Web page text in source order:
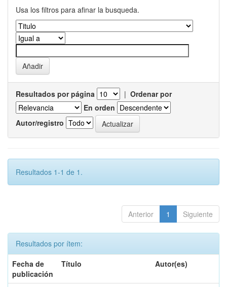
Usa los filtros para afinar la busqueda.
Resultados por página | Ordenar por
En orden
Autor/registro
Resultados 1-1 de 1.
Anterior 1 Siguiente
Resultados por ítem:
Fecha de
publicación
Título Autor(es)